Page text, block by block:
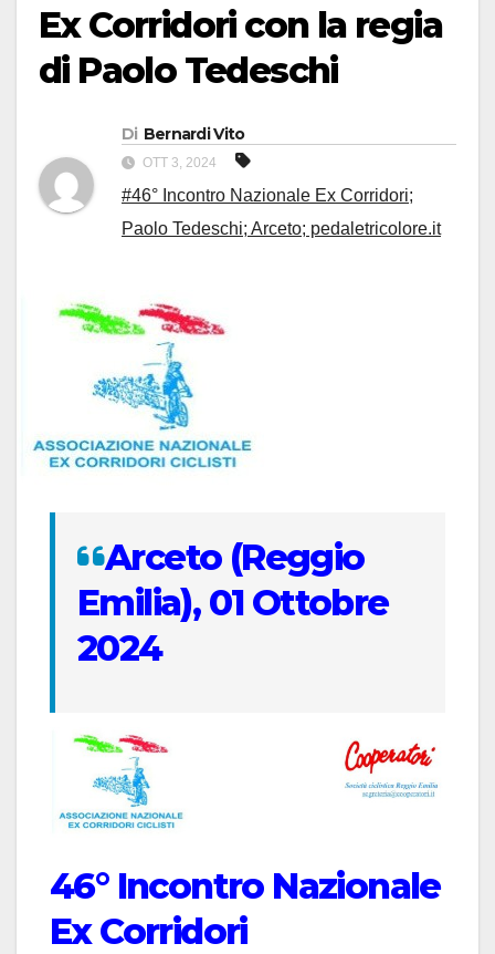
Ex Corridori con la regia
di Paolo Tedeschi
Di Bernardi Vito
OTT 3, 2024
#46° Incontro Nazionale Ex Corridori;
Paolo Tedeschi; Arceto; pedaletricolore.it
Arceto (Reggio
Emilia), 01 Ottobre
2024
46° Incontro Nazionale
Ex Corridori